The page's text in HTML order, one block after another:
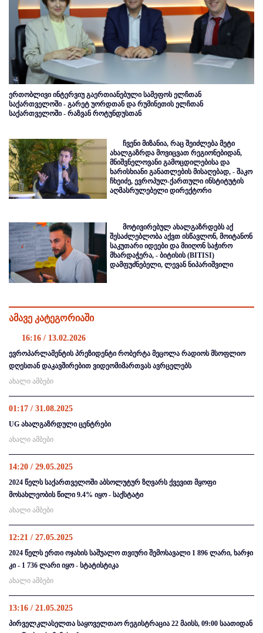
ერთობლივი ინტერვიუ გაერთიანებული სამეფოს ელჩთან
საქართველოში - გარეტ უორდთან და რუმინეთის ელჩთან
საქართველოში - რაზვან როტუნდუსთან
ჩვენი მიზანია, რაც შეიძლება მეტი
ახალგაზრდა მოვიცვათ რეგიონებიდან,
მნიშვნელოვანი გამოცდილებისა და
ხარისხიანი განათლების მისაღებად, - შაკო
ჩხეიძე, ევროპულ-ქართული ინსტიტუტის
აღმასრულებელი დირექტორი
მოტივირებულ ახალგაზრდებს აქ
შესაძლებლობა აქვთ ისწავლონ, მოიტანონ
საკუთარი იდეები და მიიღონ საჭირო
მხარდაჭერა, - ბიტისის (BITISI)
დამფუძნებელი, ლევან ნიპარიშვილი
ამავე კატეგორიაში
16:16 / 13.02.2026
ევროპარლამენტის პრეზიდენტი რობერტა მეცოლა რადიოს მსოფლიო
დღესთან დაკავშირებით ვიდეომიმართვას ავრცელებს
ახალი ამბები
01:17 / 31.08.2025
UG ახალგაზრდული ცენტრები
ახალი ამბები
14:20 / 29.05.2025
2024 წელს საქართველოში აბსოლუტურ ზღვარს ქვევით მყოფი
მოსახლეობის წილი 9.4% იყო - საქსტატი
ახალი ამბები
12:21 / 27.05.2025
2024 წელს ერთი ოჯახის საშუალო თვიური შემოსავალი 1 896 ლარი, ხარჯი
კი - 1 736 ლარი იყო - სტატისტიკა
ახალი ამბები
13:16 / 21.05.2025
პირველკლასელთა საყოველთაო რეგისტრაცია 22 მაისს, 09:00 საათიდან